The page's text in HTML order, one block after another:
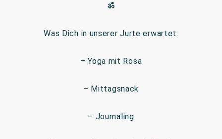
ॐ
Was Dich in unserer Jurte erwartet:
– Yoga mit Rosa
– Mittagsnack
– Journaling